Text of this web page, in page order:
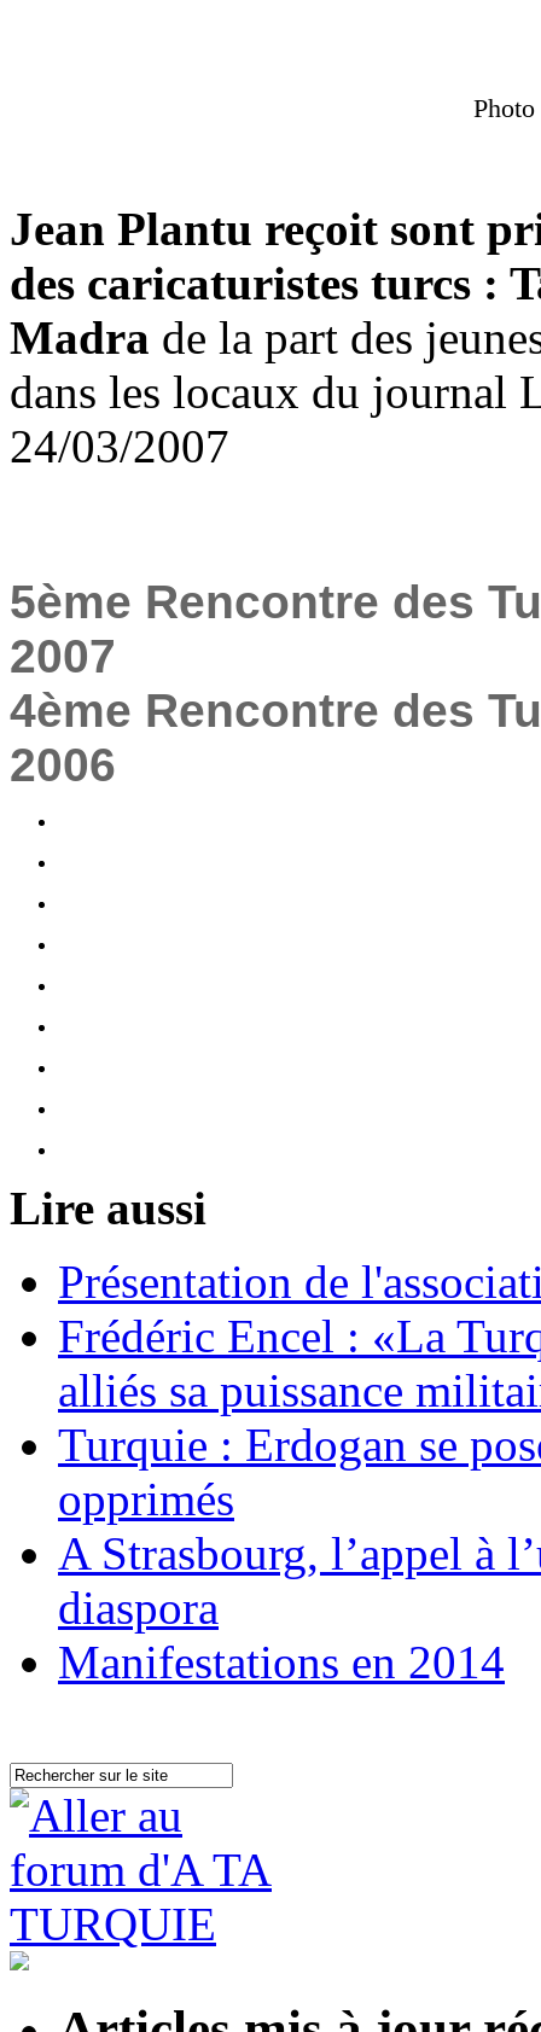
Jean Plantu reçoit sont
des caricaturistes turcs :
Madra de la part des
dans les locaux du journal
24/03/2007
5ème Rencontre des
2007
4ème Rencontre des
2006
Lire aussi
Présentation de
Frédéric Encel : «La
alliés sa puissance
Turquie : Erdogan se
opprimés
A Strasbourg, l’appel à
diaspora
Manifestations en 2014